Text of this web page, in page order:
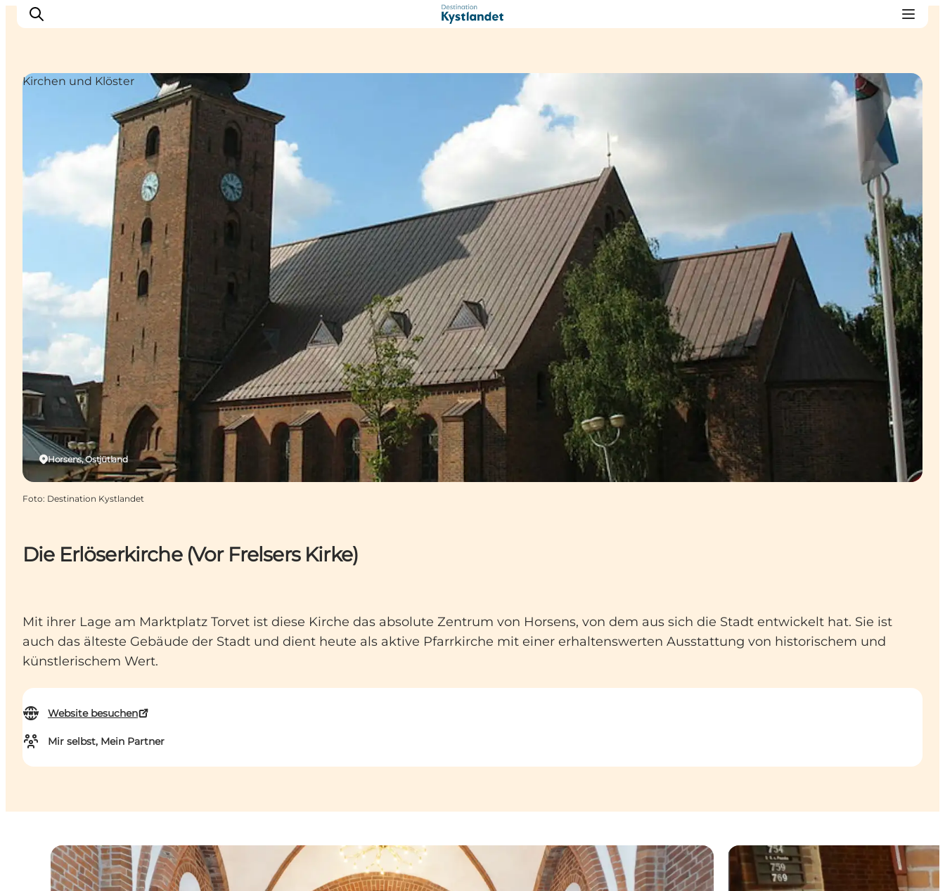
Unterkünfte
Camping
Die Erlöserkirche (Vor Frelsers Kirke)
Mit ihrer Lage am Marktplatz Torvet ist diese Kirche das absolute Zentrum von Horsens, von dem aus sich die Stadt entwickelt hat. Sie ist
auch das älteste Gebäude der Stadt und dient heute als aktive Pfarrkirche mit einer erhaltenswerten Ausstattung von historischem und
künstlerischem Wert.
Website besuchen
Mir selbst, Mein Partner
Horsens, Ostjütland
Kirchen und Klöster
Foto: Destination Kystlandet